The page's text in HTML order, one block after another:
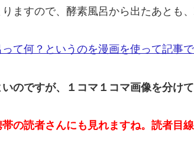
ますので、酵素風呂から出たあとも
て何？というのを漫画を使って記事で
のですが、１コマ１コマ画像を分けて
の読者さんにも見れますね。読者目